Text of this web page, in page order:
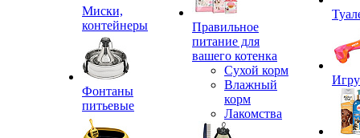
Миски,
контейнеры
Фонтаны
питьевые
Правильное
питание для
вашего котенка
Сухой корм
Влажный
корм
Лакомства